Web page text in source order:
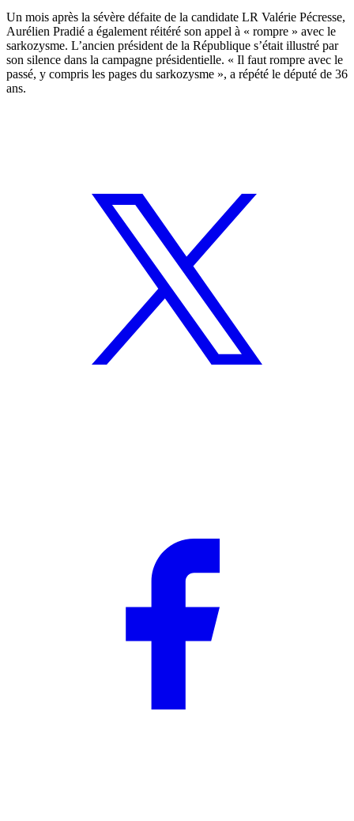
Un mois après la sévère défaite de la candidate LR Valérie Pécresse,
Aurélien Pradié a également réitéré son appel à « rompre » avec le
sarkozysme. L’ancien président de la République s’était illustré par
son silence dans la campagne présidentielle. « Il faut rompre avec le
passé, y compris les pages du sarkozysme », a répété le député de 36
ans.